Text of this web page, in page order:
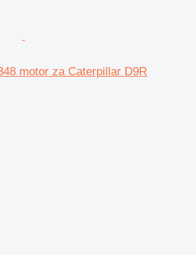
motor za Caterpillar D9R